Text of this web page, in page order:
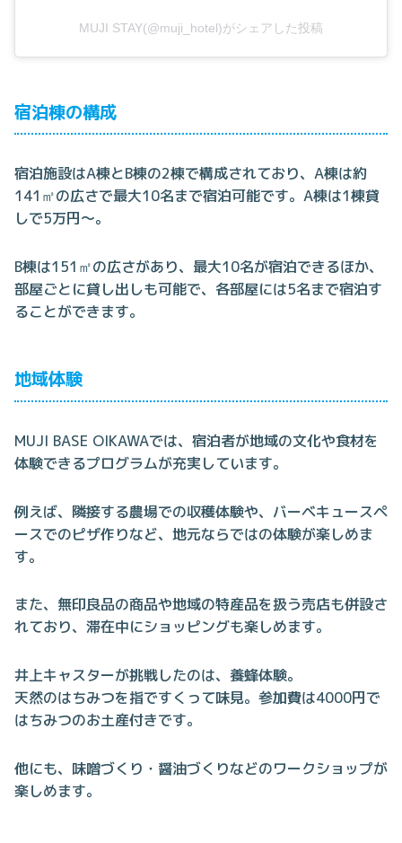
MUJI STAY(@muji_hotel)がシェアした投稿
宿泊棟の構成
宿泊施設はA棟とB棟の2棟で構成されており、A棟は約
141㎡の広さで最大10名まで宿泊可能です。A棟は1棟貸
しで5万円～。
B棟は151㎡の広さがあり、最大10名が宿泊できるほか、
部屋ごとに貸し出しも可能で、各部屋には5名まで宿泊す
ることができます。
地域体験
MUJI BASE OIKAWAでは、宿泊者が地域の文化や食材を
体験できるプログラムが充実しています。
例えば、隣接する農場での収穫体験や、バーベキュースペ
ースでのピザ作りなど、地元ならではの体験が楽しめま
す。
また、無印良品の商品や地域の特産品を扱う売店も併設さ
れており、滞在中にショッピングも楽しめます。
井上キャスターが挑戦したのは、養蜂体験。
天然のはちみつを指ですくって味見。参加費は4000円で
はちみつのお土産付きです。
他にも、味噌づくり・醤油づくりなどのワークショップが
楽しめます。